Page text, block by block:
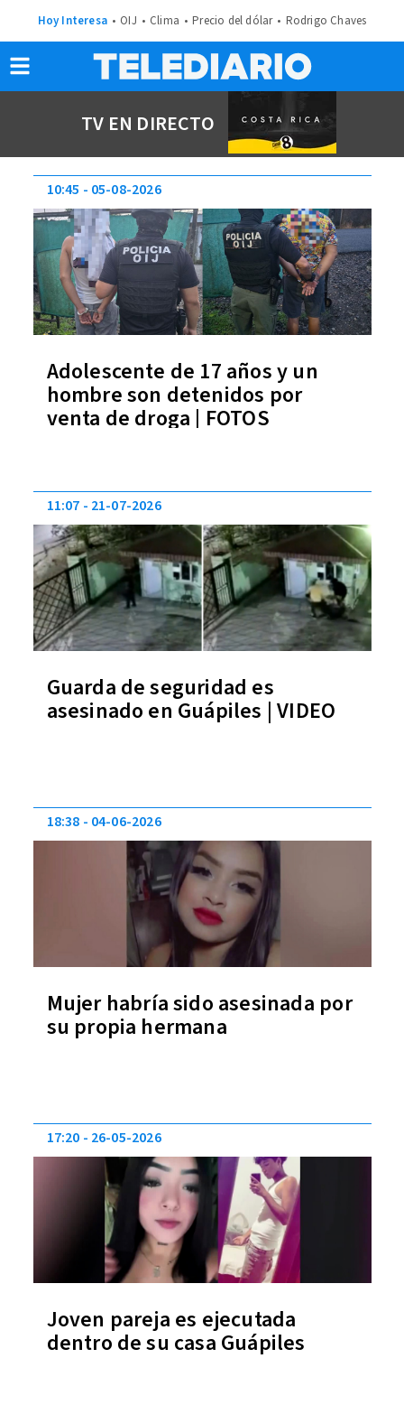
Hoy Interesa OIJ Clima Precio del dólar Rodrigo Chaves
TV EN DIRECTO
Adolescente de 17 años y un
hombre son detenidos por
venta de droga | FOTOS
10:45 05-08-2026
Guarda de seguridad es
asesinado en Guápiles | VIDEO
11:07 21-07-2026
Mujer habría sido asesinada por
su propia hermana
18:38 04-06-2026
Joven pareja es ejecutada
dentro de su casa Guápiles
17:20 26-05-2026